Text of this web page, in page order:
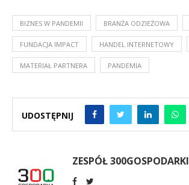
BIZNES W PANDEMII BRANŻA ODZIEŻOWA
FUNDACJA IMPACT HANDEL INTERNETOWY
MATERIAŁ PARTNERA PANDEMIA
UDOSTĘPNIJ
ZESPÓŁ 300GOSPODARKI